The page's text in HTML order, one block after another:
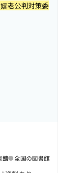
老公判対策委
館 全国の図書館